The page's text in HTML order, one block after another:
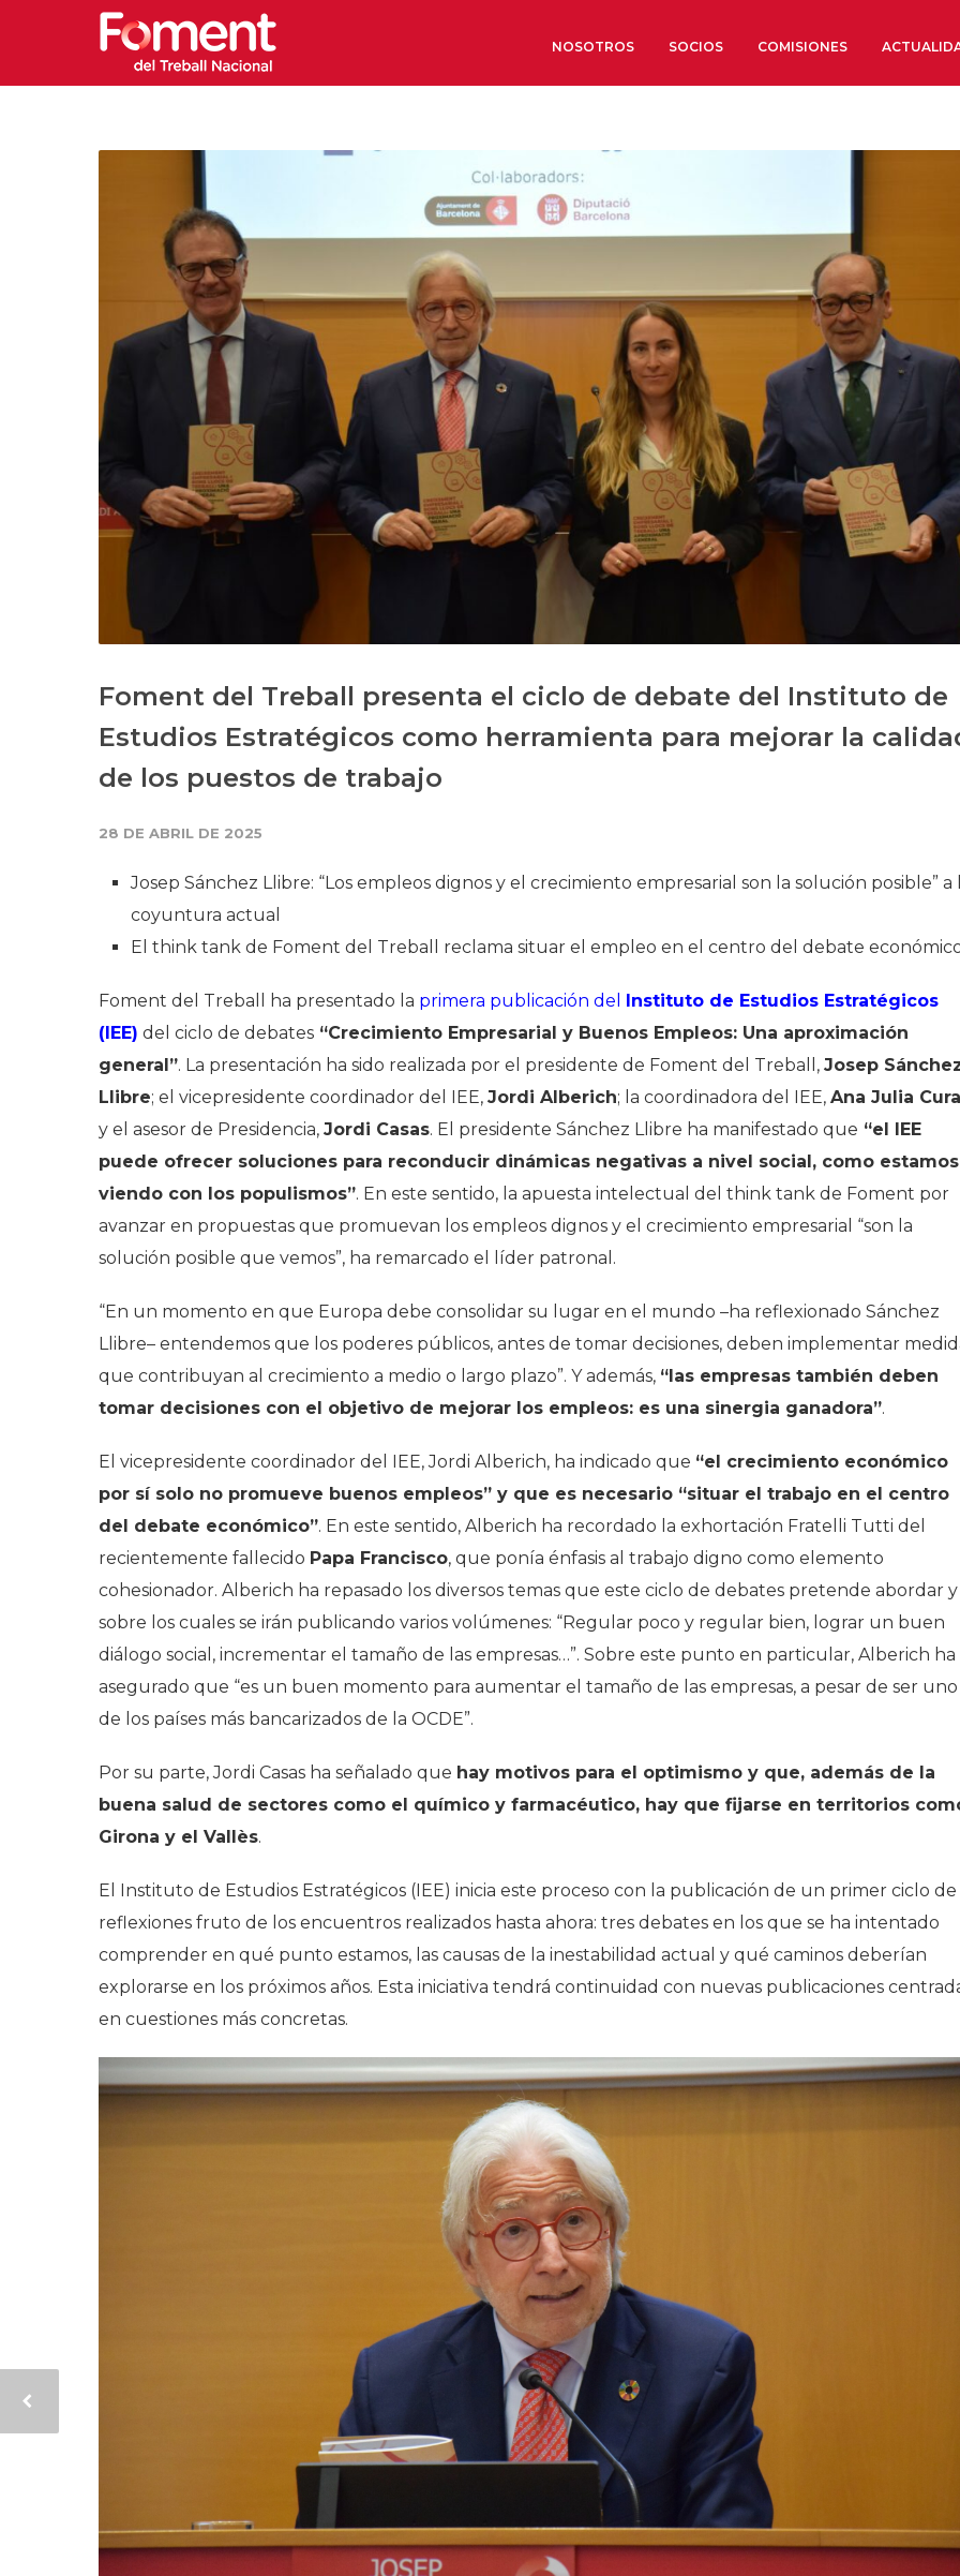
NOSOTROS
Institut d’Estudis Estratègics
Organizaciones sectoriales
Sociedad Barcelonesa de
Económicos y Sociales
Organizaciones territoriales
Conoce más
Historia
Galería de Presidentes
SOCIOS COMISIONES
Foment del Treball presenta el ciclo de debate del Instituto de
Estudios Estratégicos como herramienta para mejorar la
de los puestos de trabajo
28 DE ABRIL DE 2025
Josep Sánchez Llibre: “Los empleos dignos y el crecimiento empresarial son la solución posible” a
coyuntura actual
El think tank de Foment del Treball reclama situar el empleo en el centro del debate
Foment del Treball ha presentado la primera publicación del Instituto de Estudios Estratégicos
(IEE) del ciclo de debates “Crecimiento Empresarial y Buenos Empleos: Una aproximación
general”. La presentación ha sido realizada por el presidente de Foment del Treball, Josep
Llibre; el vicepresidente coordinador del IEE, Jordi Alberich; la coordinadora del IEE, Ana Julia Cura
y el asesor de Presidencia, Jordi Casas. El presidente Sánchez Llibre ha manifestado que “el IEE
puede ofrecer soluciones para reconducir dinámicas negativas a nivel social, como estamos
viendo con los populismos”. En este sentido, la apuesta intelectual del think tank de Foment por
avanzar en propuestas que promuevan los empleos dignos y el crecimiento empresarial “son la
solución posible que vemos”, ha remarcado el líder patronal.
“En un momento en que Europa debe consolidar su lugar en el mundo –ha reflexionado Sánchez
Llibre– entendemos que los poderes públicos, antes de tomar decisiones, deben implementar
que contribuyan al crecimiento a medio o largo plazo”. Y además, “las empresas también deben
tomar decisiones con el objetivo de mejorar los empleos: es una sinergia ganadora”.
El vicepresidente coordinador del IEE, Jordi Alberich, ha indicado que “el crecimiento económico
por sí solo no promueve buenos empleos” y que es necesario “situar el trabajo en el centro
del debate económico”. En este sentido, Alberich ha recordado la exhortación Fratelli Tutti del
recientemente fallecido Papa Francisco, que ponía énfasis al trabajo digno como elemento
cohesionador. Alberich ha repasado los diversos temas que este ciclo de debates pretende abordar y
sobre los cuales se irán publicando varios volúmenes: “Regular poco y regular bien, lograr un buen
diálogo social, incrementar el tamaño de las empresas…”. Sobre este punto en particular, Alberich ha
asegurado que “es un buen momento para aumentar el tamaño de las empresas, a pesar de ser uno
de los países más bancarizados de la OCDE”.
Por su parte, Jordi Casas ha señalado que hay motivos para el optimismo y que, además de la
buena salud de sectores como el químico y farmacéutico, hay que fijarse en territorios
Girona y el Vallès.
El Instituto de Estudios Estratégicos (IEE) inicia este proceso con la publicación de un primer ciclo de
reflexiones fruto de los encuentros realizados hasta ahora: tres debates en los que se ha intentado
comprender en qué punto estamos, las causas de la inestabilidad actual y qué caminos deberían
explorarse en los próximos años. Esta iniciativa tendrá continuidad con nuevas publicaciones
en cuestiones más concretas.